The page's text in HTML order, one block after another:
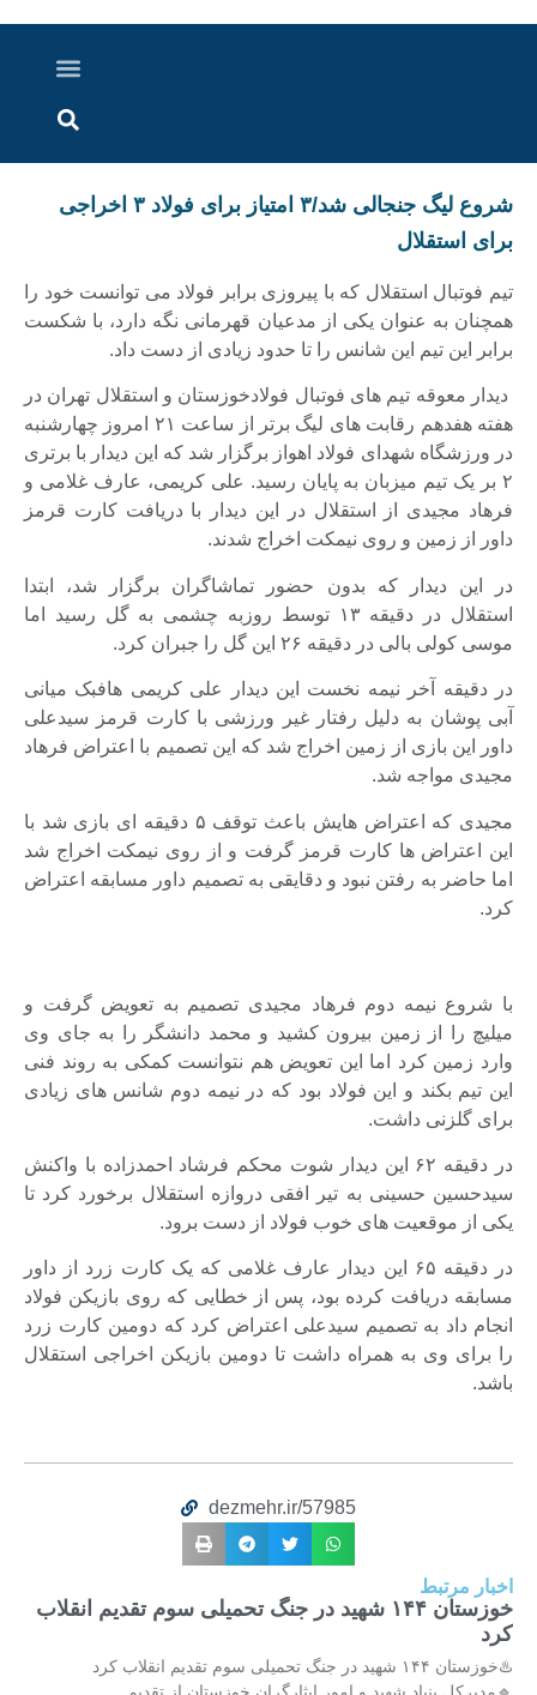
شروع لیگ جنجالی شد/۳ امتیاز برای فولاد ۳ اخراجی
برای استقلال
تیم فوتبال استقلال که با پیروزی برابر فولاد می توانست خود را
همچنان به عنوان یکی از مدعیان قهرمانی نگه دارد، با شکست
برابر این تیم این شانس را تا حدود زیادی از دست داد.
دیدار معوقه تیم های فوتبال فولادخوزستان و استقلال تهران در
هفته هفدهم رقابت های لیگ برتر از ساعت ۲۱ امروز چهارشنبه
در ورزشگاه شهدای فولاد اهواز برگزار شد که این دیدار با برتری
۲ بر یک تیم میزبان به پایان رسید. علی کریمی، عارف غلامی و
فرهاد مجیدی از استقلال در این دیدار با دریافت کارت قرمز
داور از زمین و روی نیمکت اخراج شدند.
در این دیدار که بدون حضور تماشاگران برگزار شد، ابتدا
استقلال در دقیقه ۱۳ توسط روزبه چشمی به گل رسید اما
موسی کولی بالی در دقیقه ۲۶ این گل را جبران کرد.
در دقیقه آخر نیمه نخست این دیدار علی کریمی هافبک میانی
آبی پوشان به دلیل رفتار غیر ورزشی با کارت قرمز سیدعلی
داور این بازی از زمین اخراج شد که این تصمیم با اعتراض فرهاد
مجیدی مواجه شد.
مجیدی که اعتراض هایش باعث توقف ۵ دقیقه ای بازی شد با
این اعتراض ها کارت قرمز گرفت و از روی نیمکت اخراج شد
اما حاضر به رفتن نبود و دقایقی به تصمیم داور مسابقه اعتراض
کرد.
با شروع نیمه دوم فرهاد مجیدی تصمیم به تعویض گرفت و
میلیچ را از زمین بیرون کشید و محمد دانشگر را به جای وی
وارد زمین کرد اما این تعویض هم نتوانست کمکی به روند فنی
این تیم بکند و این فولاد بود که در نیمه دوم شانس های زیادی
برای گلزنی داشت.
در دقیقه ۶۲ این دیدار شوت محکم فرشاد احمدزاده با واکنش
سیدحسین حسینی به تیر افقی دروازه استقلال برخورد کرد تا
یکی از موقعیت های خوب فولاد از دست برود.
در دقیقه ۶۵ این دیدار عارف غلامی که یک کارت زرد از داور
مسابقه دریافت کرده بود، پس از خطایی که روی بازیکن فولاد
انجام داد به تصمیم سیدعلی اعتراض کرد که دومین کارت زرد
را برای وی به همراه داشت تا دومین بازیکن اخراجی استقلال
باشد.
dezmehr.ir/57985
اخبار مرتبط
خوزستان ۱۴۴ شهید در جنگ تحمیلی سوم تقدیم انقلاب
کرد
♨️خوزستان ۱۴۴ شهید در جنگ تحمیلی سوم تقدیم انقلاب کرد
🔹مدیرکل بنیاد شهید و امور ایثارگران خوزستان از تقدیم